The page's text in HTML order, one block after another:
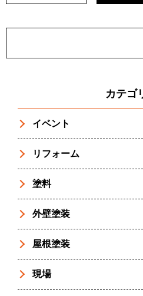
カテゴ
イベント
リフォーム
塗料
外壁塗装
屋根塗装
現場